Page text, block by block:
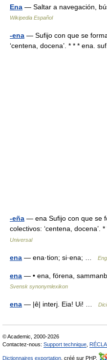
Ena — Saltar a navegación,
Wikipedia Español
-ena — Sufijo con que se
‘centena, docena’. * * * ena.
-eña — ena Sufijo con que se
colectivos: ‘centena,
Universal
ena — ena·tion; si·ena; …
ena — • ena, förena,
Svensk synonymlexikon
ena — |ê| interj. Eia! Ui! …
© Academic, 2000-2026
Contactez-nous: Support technique
Dictionnaires exportation , créé sur PHP,